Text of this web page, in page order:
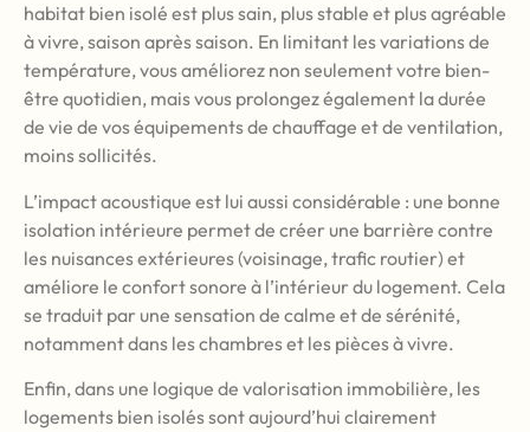
habitat bien isolé est plus sain, plus stable et plus agréable
à vivre, saison après saison. En limitant les variations de
température, vous améliorez non seulement votre bien-
être quotidien, mais vous prolongez également la durée
de vie de vos équipements de chauffage et de ventilation,
moins sollicités.
L’impact acoustique est lui aussi considérable : une bonne
isolation intérieure permet de créer une barrière contre
les nuisances extérieures (voisinage, trafic routier) et
améliore le confort sonore à l’intérieur du logement. Cela
se traduit par une sensation de calme et de sérénité,
notamment dans les chambres et les pièces à vivre.
Enfin, dans une logique de valorisation immobilière, les
logements bien isolés sont aujourd’hui clairement